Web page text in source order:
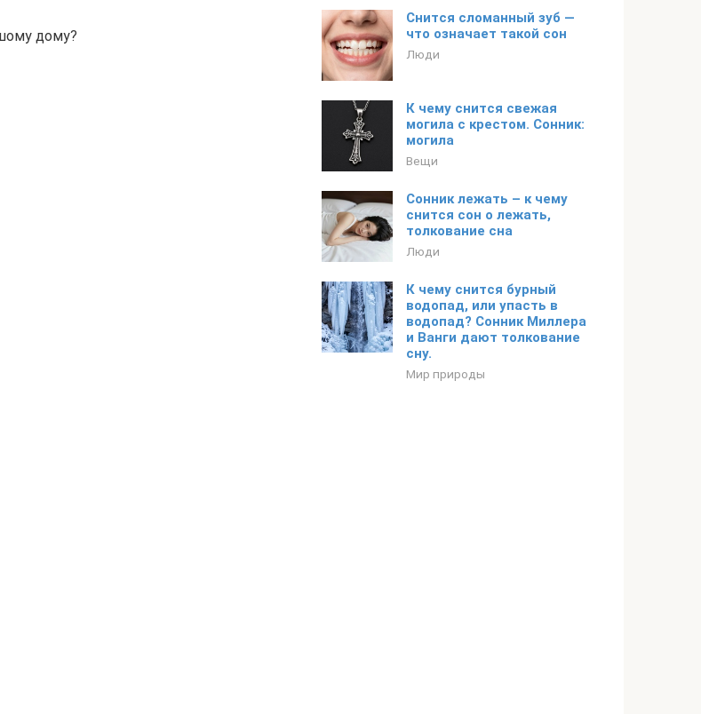
дому?
Снится сломанный зуб —
что означает такой сон
Люди
К чему снится свежая
могила с крестом. Сонник:
могила
Вещи
Сонник лежать – к чему
снится сон о лежать,
толкование сна
Люди
К чему снится бурный
водопад, или упасть в
водопад? Сонник Миллера
и Ванги дают толкование
сну.
Мир природы